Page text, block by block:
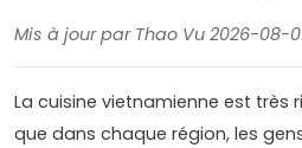
Mis à jour par Thao Vu 2026-08-06
La cuisine vietnamienne est très
que dans chaque région, les